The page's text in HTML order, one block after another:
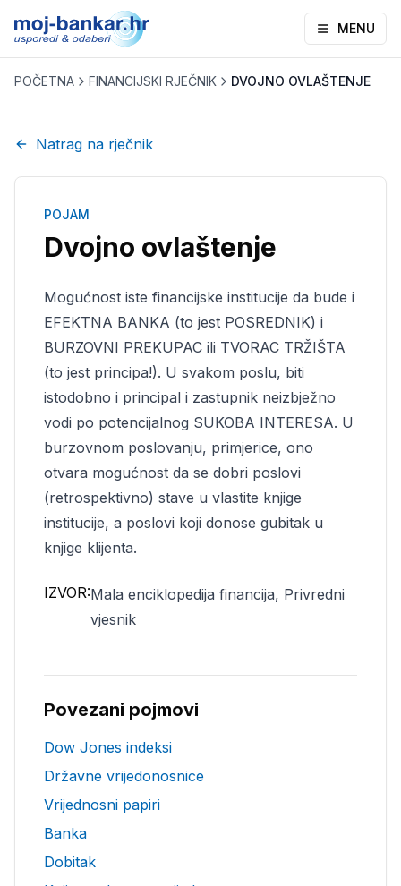
MENU
POČETNA FINANCIJSKI RJEČNIK DVOJNO OVLAŠTENJE
Natrag na rječnik
POJAM
Dvojno ovlaštenje
Mogućnost iste financijske institucije da bude i
EFEKTNA BANKA (to jest POSREDNIK) i
BURZOVNI PREKUPAC ili TVORAC TRŽIŠTA
(to jest principa!). U svakom poslu, biti
istodobno i principal i zastupnik neizbježno
vodi po potencijalnog SUKOBA INTERESA. U
burzovnom poslovanju, primjerice, ono
otvara mogućnost da se dobri poslovi
(retrospektivno) stave u vlastite knjige
institucije, a poslovi koji donose gubitak u
knjige klijenta.
IZVOR:Mala enciklopedija financija, Privredni
vjesnik
Povezani pojmovi
Dow Jones indeksi
Državne vrijedonosnice
Vrijednosni papiri
Banka
Dobitak